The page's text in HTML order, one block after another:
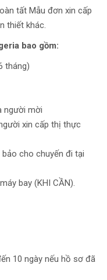
tất Mẫu đơn xin cấp
thiết khác.
bao gồm:
tháng)
người mời
xin cấp thị thực
cho chuyến đi tại
bay (KHI CẦN).
10 ngày nếu hồ sơ đã